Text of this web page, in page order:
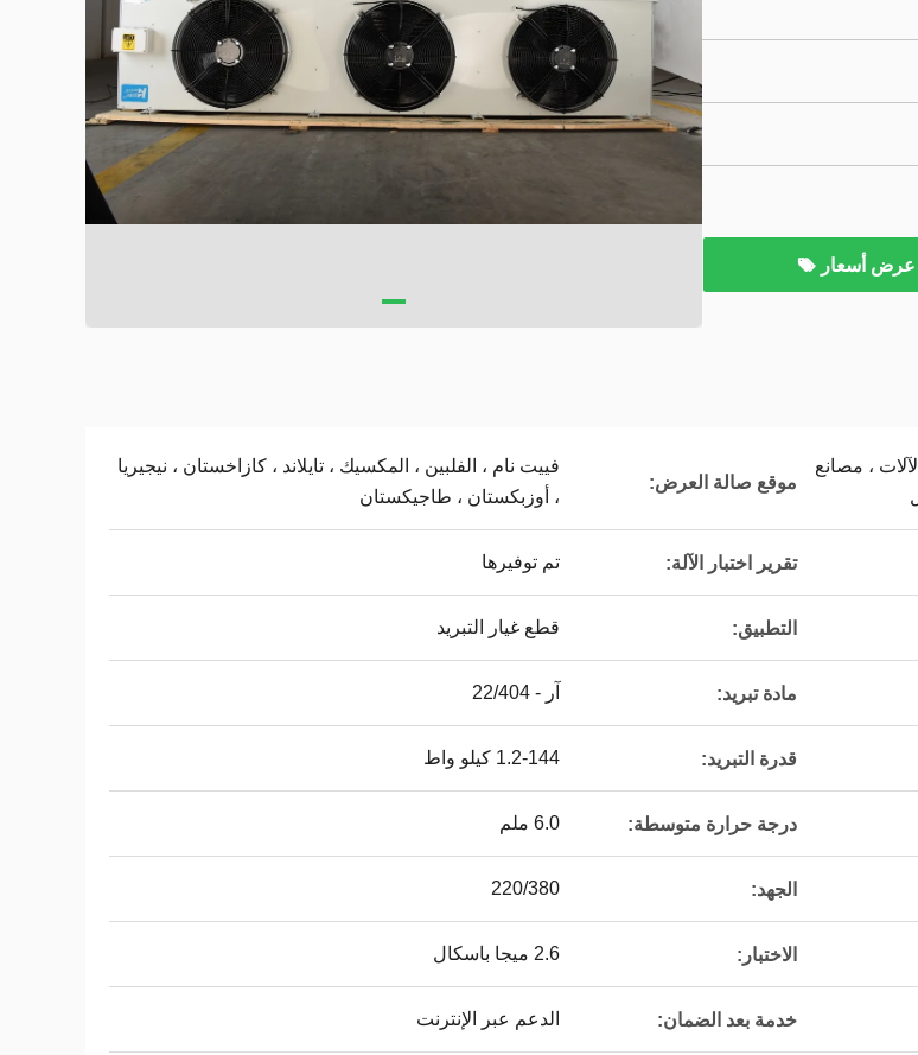
أسعار
، مصانع
موقع صالة العرض:
فييت نام ، الفلبين ، المكسيك ، تايلاند ، كازاخستان ، نيجيريا
، أوزبكستان ، طاجيكستان
تقرير اختبار الآلة: تم توفيرها
التطبيق: قطع غيار التبريد
مادة تبريد: آر - 22/404
قدرة التبريد: 1.2-144 كيلو واط
درجة حرارة متوسطة: 6.0 ملم
الجهد: 220/380
الاختبار: 2.6 ميجا باسكال
خدمة بعد الضمان: الدعم عبر الإنترنت